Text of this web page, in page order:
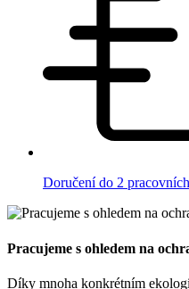
Doručení do 2
Pracujeme s ohledem na
Díky mnoha konkrétním